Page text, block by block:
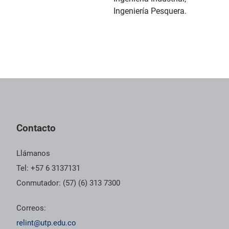
Ingeniería Pesquera.
Contacto
Llámanos
Tel: +57 6 3137131
Conmutador: (57) (6) 313 7300
Correos:
relint@utp.edu.co